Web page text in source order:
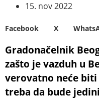
15. nov 2022
Facebook X
Gradonačelnik
zašto je vazduh u
verovatno neće
treba da bude